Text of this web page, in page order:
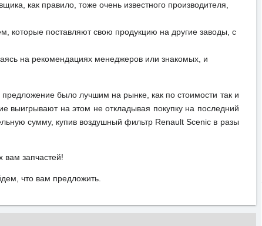
как правило, тоже очень известного производителя,
которые поставляют свою продукцию на другие заводы, с
на рекомендациях менеджеров или знакомых, и
было лучшим на рынке, как по стоимости так и
выигрывают на этом не откладывая покупку на последний
сумму, купив воздушный фильтр Renault Scenic в разы
вам запчастей!
что вам предложить.